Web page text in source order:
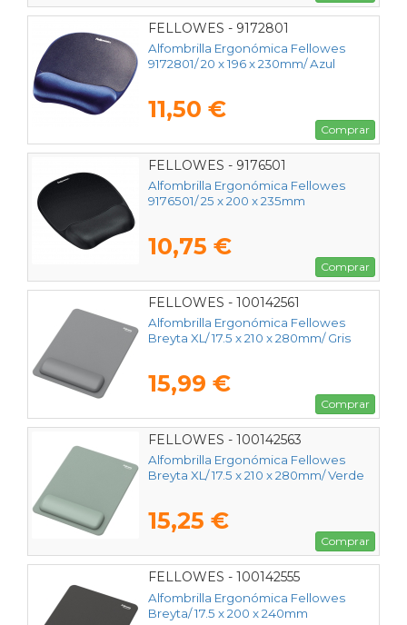
FELLOWES - 9172801
Alfombrilla Ergonómica Fellowes
9172801/ 20 x 196 x 230mm/ Azul
11,50 €
Comprar
FELLOWES - 9176501
Alfombrilla Ergonómica Fellowes
9176501/ 25 x 200 x 235mm
10,75 €
Comprar
FELLOWES - 100142561
Alfombrilla Ergonómica Fellowes
Breyta XL/ 17.5 x 210 x 280mm/ Gris
15,99 €
Comprar
FELLOWES - 100142563
Alfombrilla Ergonómica Fellowes
Breyta XL/ 17.5 x 210 x 280mm/ Verde
15,25 €
Comprar
FELLOWES - 100142555
Alfombrilla Ergonómica Fellowes
Breyta/ 17.5 x 200 x 240mm